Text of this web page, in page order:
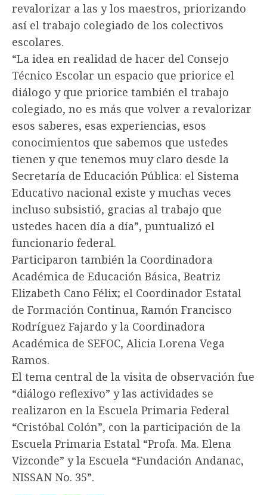
revalorizar a las y los maestros, priorizando
así el trabajo colegiado de los colectivos
escolares.
“La idea en realidad de hacer del Consejo
Técnico Escolar un espacio que priorice el
diálogo y que priorice también el trabajo
colegiado, no es más que volver a revalorizar
esos saberes, esas experiencias, esos
conocimientos que sabemos que ustedes
tienen y que tenemos muy claro desde la
Secretaría de Educación Pública: el Sistema
Educativo nacional existe y muchas veces
incluso subsistió, gracias al trabajo que
ustedes hacen día a día”, puntualizó el
funcionario federal.
Participaron también la Coordinadora
Académica de Educación Básica, Beatriz
Elizabeth Cano Félix; el Coordinador Estatal
de Formación Continua, Ramón Francisco
Rodríguez Fajardo y la Coordinadora
Académica de SEFOC, Alicia Lorena Vega
Ramos.
El tema central de la visita de observación fue
“diálogo reflexivo” y las actividades se
realizaron en la Escuela Primaria Federal
“Cristóbal Colón”, con la participación de la
Escuela Primaria Estatal “Profa. Ma. Elena
Vizconde” y la Escuela “Fundación Andanac,
NISSAN No. 35”.